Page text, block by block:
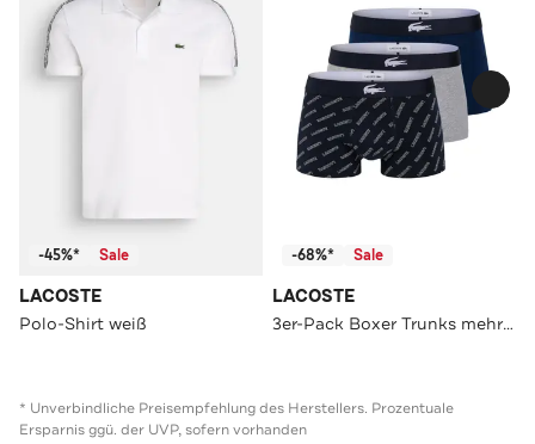
-45%* Sale
LACOSTE
Polo-Shirt weiß
-68%* Sale
LACOSTE
3er-Pack Boxer Trunks mehrfarbig
* Unverbindliche Preisempfehlung des Herstellers. Prozentuale
Ersparnis ggü. der UVP, sofern vorhanden